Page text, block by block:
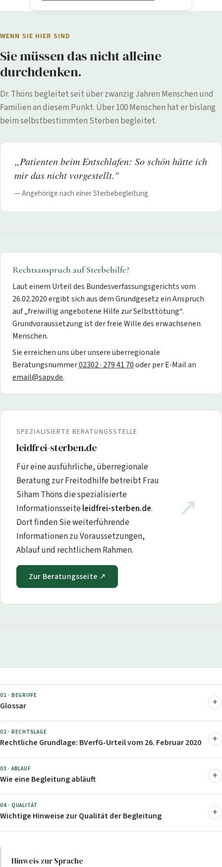
WENN SIE HIER SIND
Sie müssen das nicht alleine
durchdenken.
Dr. Thöns begleitet seit über zwanzig Jahren Menschen und
Familien an diesem Punkt. Über 100 Menschen hat er bislang
beim selbstbestimmten Sterben begleitet.
„Patienten beim Entschlafen: So schön hätte ich
mir das nicht vorgestellt."
— Angehörige nach einer Sterbebegleitung
Rechtsanspruch auf Sterbehilfe?
Laut einem Urteil des Bundesverfassungsgerichts vom
26.02.2020 ergibt sich aus dem Grundgesetz ein Anspruch
auf „freiwillig angebotene Hilfe zur Selbsttötung“.
Grundvoraussetzung ist der freie Wille des erwachsenen
Menschen.
Sie erreichen uns über unsere überregionale
Beratungsnummer02302 · 279 41 70oder per E‑Mail an
email@sapv.de.
SPEZIALISIERTE BERATUNGSSTELLE
leidfrei-sterben.de
Für eine ausführliche, überregionale
Beratung zur Freitodhilfe betreibt Frau
Siham Thöns die spezialisierte
Informationsseiteleidfrei-sterben.de.
Dort finden Sie weiterführende
Informationen zu Voraussetzungen,
Ablauf und rechtlichem Rahmen.
Zur Beratungsseite ↗
↗
01 · BEGRIFFE
Glossar
02 · RECHTSLAGE
Rechtliche Grundlage: BVerfG-Urteil vom 26. Februar 2020
03 · ABLAUF
Wie eine Begleitung abläuft
04 · QUALITÄT
Wichtige Hinweise zur Qualität der Begleitung
Hinweis zur Sprache